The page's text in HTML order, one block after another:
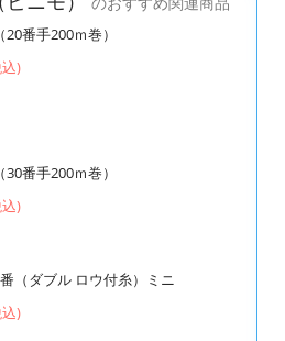
20番手200ｍ巻）
)
30番手200ｍ巻）
)
（ダブル ロウ付糸）ミニ
)